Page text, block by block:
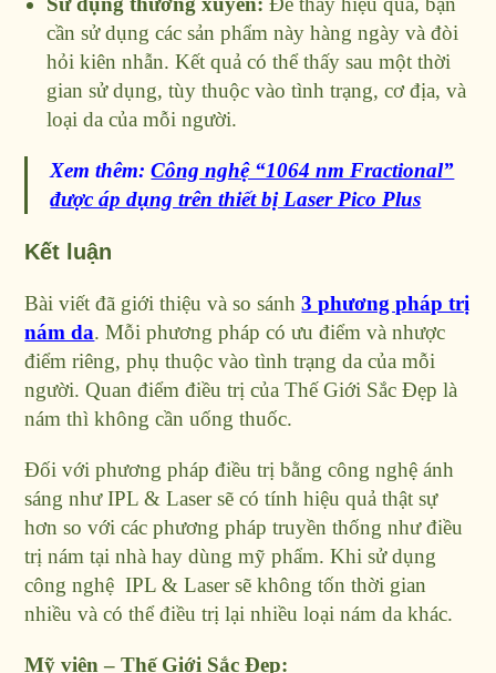
cần sử dụng các sản phẩm này hàng ngày và đòi
hỏi kiên nhẫn. Kết quả có thể thấy sau một thời
gian sử dụng, tùy thuộc vào tình trạng, cơ địa, và
loại da của mỗi người.
Xem thêm:Công nghệ “1064 nm Fractional”
được áp dụng trên thiết bị Laser Pico Plus
Kết luận
Bài viết đã giới thiệu và so sánh 3 phương pháp trị
nám da. Mỗi phương pháp có ưu điểm và nhược
điểm riêng, phụ thuộc vào tình trạng da của mỗi
người. Quan điểm điều trị của Thế Giới Sắc Đẹp là
nám thì không cần uống thuốc.
Đối với phương pháp điều trị bằng công nghệ ánh
sáng như IPL & Laser sẽ có tính hiệu quả thật sự
hơn so với các phương pháp truyền thống như điều
trị nám tại nhà hay dùng mỹ phẩm. Khi sử dụng
công nghệ IPL & Laser sẽ không tốn thời gian
nhiều và có thể điều trị lại nhiều loại nám da khác.
Mỹ viện – Thế Giới Sắc Đẹp: